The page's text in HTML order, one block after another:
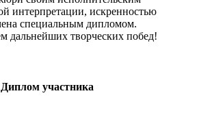
интерпретации, искренностью
специальным дипломом.
дальнейших творческих побед!
участника